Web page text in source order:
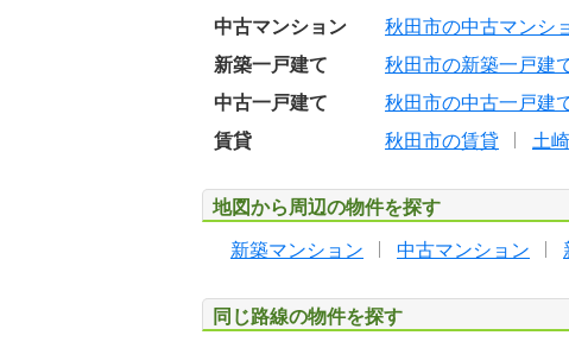
中古マンション
秋田市の中古マンシ
新築一戸建て
秋田市の新築一戸建
中古一戸建て
秋田市の中古一戸建
賃貸
秋田市の賃貸 土
地図から周辺の物件を探す
新築マンション 中古マンション
同じ路線の物件を探す